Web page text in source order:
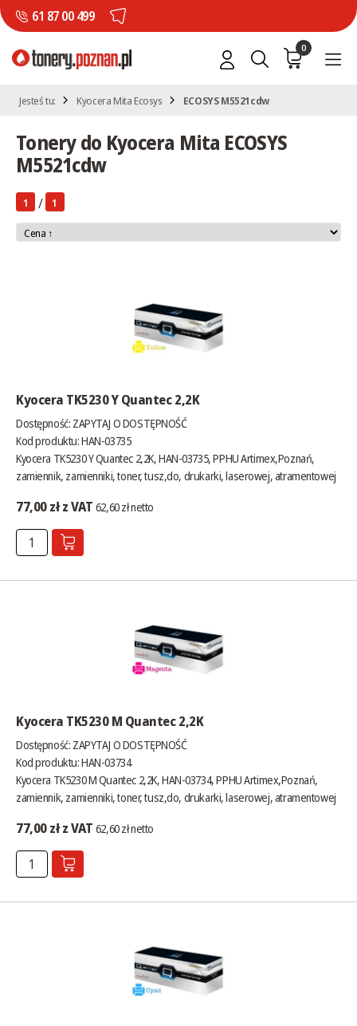
61 87 00 499
0
Jesteś tu: Kyocera Mita Ecosys ECOSYS M5521cdw
Tonery do Kyocera Mita ECOSYS
M5521cdw
1 / 1
Kyocera TK5230 Y Quantec 2,2K
Dostępność: ZAPYTAJ O DOSTĘPNOŚĆ
Kod produktu: HAN-03735
Kyocera TK5230 Y Quantec 2,2K, HAN-03735, PPHU Artimex,Poznań,
zamiennik, zamienniki, toner, tusz,do, drukarki, laserowej, atramentowej
77,00 zł z VAT 62,60 zł netto
Kyocera TK5230 M Quantec 2,2K
Dostępność: ZAPYTAJ O DOSTĘPNOŚĆ
Kod produktu: HAN-03734
Kyocera TK5230 M Quantec 2,2K, HAN-03734, PPHU Artimex,Poznań,
zamiennik, zamienniki, toner, tusz,do, drukarki, laserowej, atramentowej
77,00 zł z VAT 62,60 zł netto